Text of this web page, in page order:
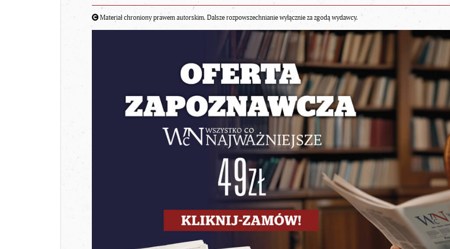
Materiał chroniony prawem autorskim. Dalsze rozpowszechnianie wyłącznie za zgodą wydawcy.